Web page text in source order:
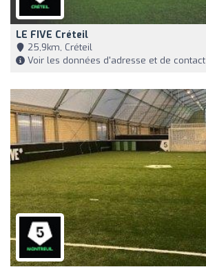
LE FIVE Créteil
25,9km, Créteil
Voir les données d'adresse et de contact